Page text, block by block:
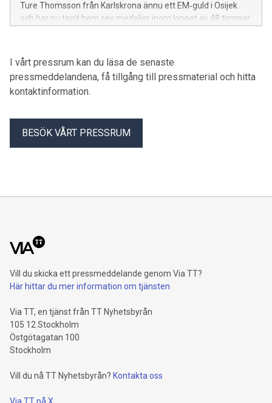
Ture Thomsson från Karlskrona ännu ett EM‑guld i Osijek
och har nu tagit hem sex medaljer inom loppet av 48 timmar.
I vårt pressrum kan du läsa de senaste
pressmeddelandena, få tillgång till pressmaterial och hitta
kontaktinformation.
BESÖK VÅRT PRESSRUM
Vill du skicka ett pressmeddelande genom Via TT?
Här hittar du mer information om tjänsten
Via TT, en tjänst från TT Nyhetsbyrån
105 12 Stockholm
Östgötagatan 100
Stockholm
Vill du nå TT Nyhetsbyrån? Kontakta oss